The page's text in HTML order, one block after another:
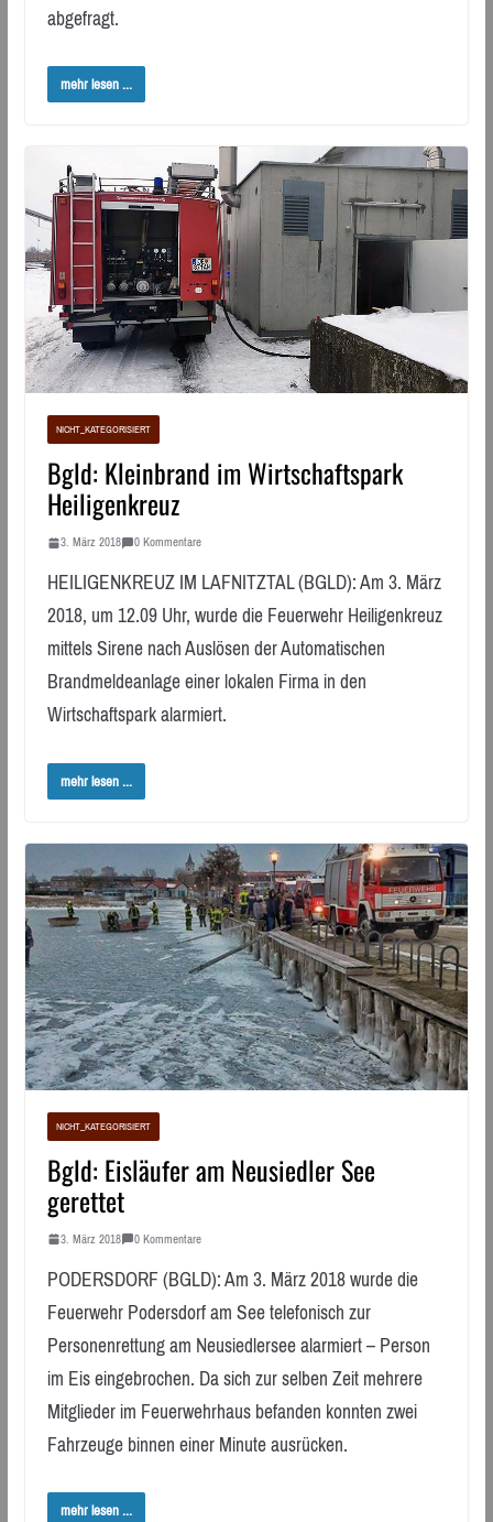
abgefragt.
mehr lesen ...
NICHT_KATEGORISIERT
Bgld: Kleinbrand im Wirtschaftspark
Heiligenkreuz
3. März 2018 0 Kommentare
HEILIGENKREUZ IM LAFNITZTAL (BGLD): Am 3. März
2018, um 12.09 Uhr, wurde die Feuerwehr Heiligenkreuz
mittels Sirene nach Auslösen der Automatischen
Brandmeldeanlage einer lokalen Firma in den
Wirtschaftspark alarmiert.
mehr lesen ...
NICHT_KATEGORISIERT
Bgld: Eisläufer am Neusiedler See
gerettet
3. März 2018 0 Kommentare
PODERSDORF (BGLD): Am 3. März 2018 wurde die
Feuerwehr Podersdorf am See telefonisch zur
Personenrettung am Neusiedlersee alarmiert – Person
im Eis eingebrochen. Da sich zur selben Zeit mehrere
Mitglieder im Feuerwehrhaus befanden konnten zwei
Fahrzeuge binnen einer Minute ausrücken.
mehr lesen ...